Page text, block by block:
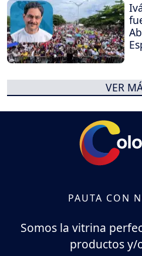
VER
PAUTA CON
Somos la vitrina
productos y/